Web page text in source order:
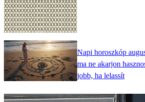
Napi horoszkóp
ma ne akarjon
jobb, ha lelassít